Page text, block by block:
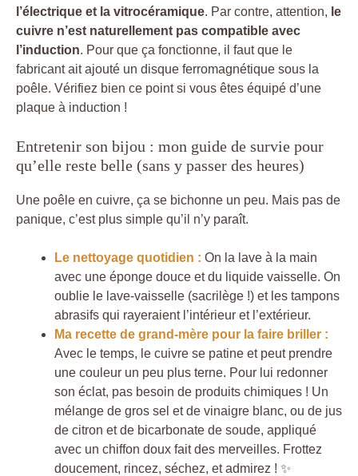
l’électrique et la vitrocéramique. Par contre, attention, le
cuivre n’est naturellement pas compatible avec
l’induction. Pour que ça fonctionne, il faut que le
fabricant ait ajouté un disque ferromagnétique sous la
poêle. Vérifiez bien ce point si vous êtes équipé d’une
plaque à induction !
Entretenir son bijou : mon guide de survie pour
qu’elle reste belle (sans y passer des heures)
Une poêle en cuivre, ça se bichonne un peu. Mais pas de
panique, c’est plus simple qu’il n’y paraît.
Le nettoyage quotidien : On la lave à la main
avec une éponge douce et du liquide vaisselle. On
oublie le lave-vaisselle (sacrilège !) et les tampons
abrasifs qui rayeraient l’intérieur et l’extérieur.
Ma recette de grand-mère pour la faire briller :
Avec le temps, le cuivre se patine et peut prendre
une couleur un peu plus terne. Pour lui redonner
son éclat, pas besoin de produits chimiques ! Un
mélange de gros sel et de vinaigre blanc, ou de jus
de citron et de bicarbonate de soude, appliqué
avec un chiffon doux fait des merveilles. Frottez
doucement, rincez, séchez, et admirez ! ✨